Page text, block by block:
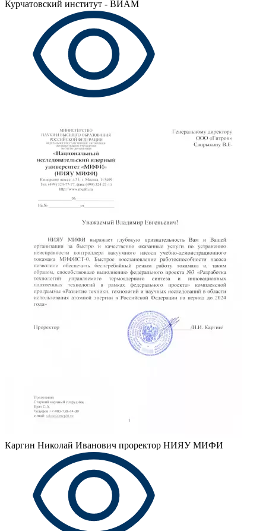
Курчатовский институт - ВИАМ
Каргин Николай Иванович проректор НИЯУ МИФИ